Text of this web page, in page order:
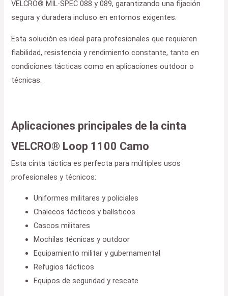
VELCRO® MIL-SPEC 088 y 089, garantizando una fijación
segura y duradera incluso en entornos exigentes.
Esta solución es ideal para profesionales que requieren
fiabilidad, resistencia y rendimiento constante, tanto en
condiciones tácticas como en aplicaciones outdoor o
técnicas.
Aplicaciones principales de la cinta
VELCRO® Loop 1100 Camo
Esta cinta táctica es perfecta para múltiples usos
profesionales y técnicos:
Uniformes militares y policiales
Chalecos tácticos y balísticos
Cascos militares
Mochilas técnicas y outdoor
Equipamiento militar y gubernamental
Refugios tácticos
Equipos de seguridad y rescate